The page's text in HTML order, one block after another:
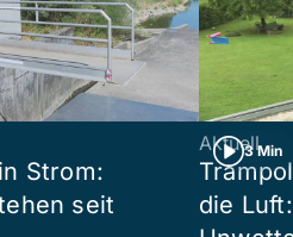
Strom:
seit
3 Min
Aktuell
die